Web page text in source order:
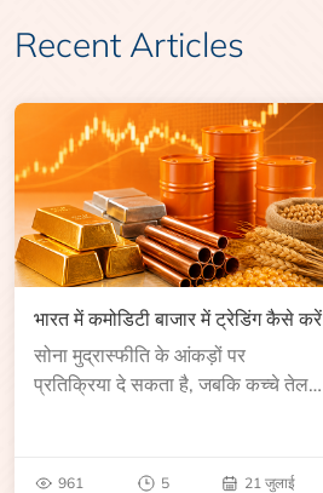
Recent Articles
भारत में कमोडिटी बाजार में ट्रेडिंग कैसे करें
सोना मुद्रास्फीति के आंकड़ों पर
प्रतिक्रिया दे सकता है, जबकि कच्चे तेल
961
5
21 जुलाई